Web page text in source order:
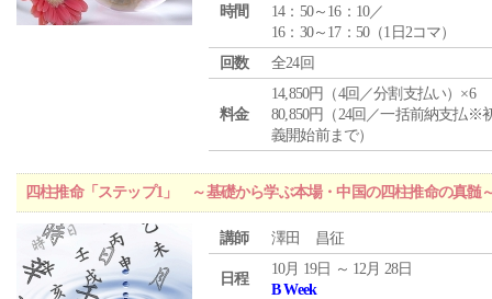
時間
14：50～16：10／
16：30～17：50（1日2コマ）
回数
全24回
料金
14,850円（4回／分割支払い）×6
80,850円（24回／一括前納支払※
義開始前まで）
四柱推命「ステップ1」 ～基礎から学ぶ本場・中国の四柱推命の真髄
講師 澤田 昌征
日程
10月 19日 ～ 12月 28日
B Week